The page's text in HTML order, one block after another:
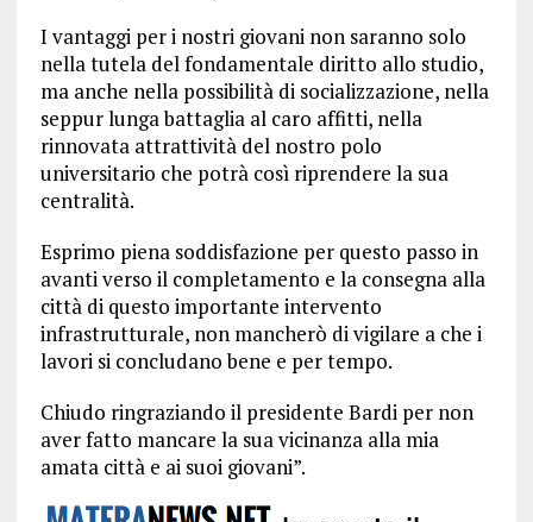
I vantaggi per i nostri giovani non saranno solo
nella tutela del fondamentale diritto allo studio,
ma anche nella possibilità di socializzazione, nella
seppur lunga battaglia al caro affitti, nella
rinnovata attrattività del nostro polo
universitario che potrà così riprendere la sua
centralità.
Esprimo piena soddisfazione per questo passo in
avanti verso il completamento e la consegna alla
città di questo importante intervento
infrastrutturale, non mancherò di vigilare a che i
lavori si concludano bene e per tempo.
Chiudo ringraziando il presidente Bardi per non
aver fatto mancare la sua vicinanza alla mia
amata città e ai suoi giovani”.